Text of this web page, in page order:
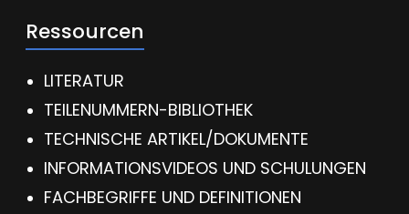
Ressourcen
LITERATUR
TEILENUMMERN-BIBLIOTHEK
TECHNISCHE ARTIKEL/DOKUMENTE
INFORMATIONSVIDEOS UND SCHULUNGEN
FACHBEGRIFFE UND DEFINITIONEN